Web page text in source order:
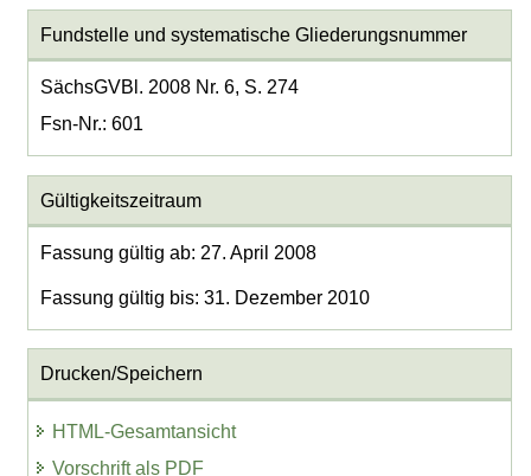
Fundstelle und systematische Gliederungsnummer
SächsGVBl. 2008 Nr. 6, S. 274
Fsn-Nr.: 601
Gültigkeitszeitraum
Fassung gültig ab: 27. April 2008
Fassung gültig bis: 31. Dezember 2010
Drucken/Speichern
HTML-Gesamtansicht
Vorschrift als PDF